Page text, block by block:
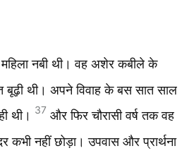
महिला नबी थी। वह अशेर कबीले के
थी। अपने विवाह के बस सात साल
थी। 37 और फिर चौरासी वर्ष तक वह
कभी नहीं छोड़ा। उपवास और प्रार्थना